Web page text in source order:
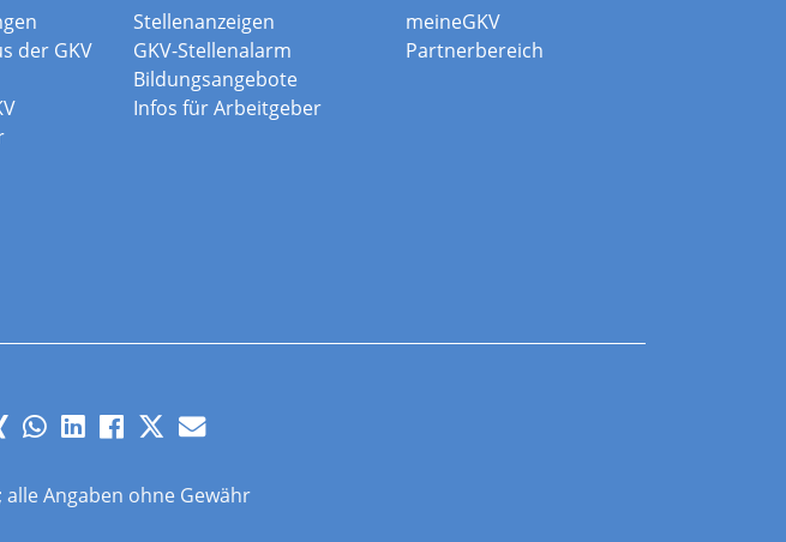
der GKV
Stellenanzeigen
GKV-Stellenalarm
Bildungsangebote
Infos für Arbeitgeber
meineGKV
Partnerbereich
Angaben ohne Gewähr